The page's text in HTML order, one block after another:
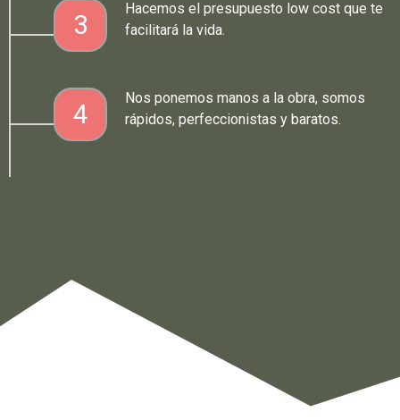
3
Hacemos el presupuesto low cost que te
facilitará la vida.
4
Nos ponemos manos a la obra, somos
rápidos, perfeccionistas y baratos.